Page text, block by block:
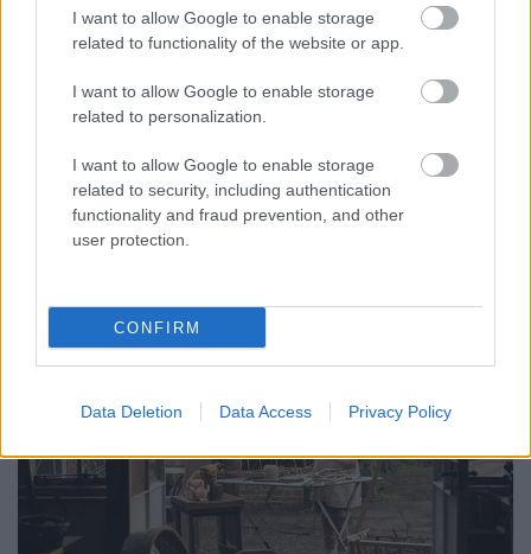
I want to allow Google to enable storage
related to functionality of the website or app.
I want to allow Google to enable storage
related to personalization.
I want to allow Google to enable storage
related to security, including authentication
functionality and fraud prevention, and other
user protection.
CONFIRM
Data Deletion Data Access Privacy Policy
Ma nem érsz rá játszani vele, holnap pedig már
nem lesz kivel, mert a kicsik nagyon gyorsan
ismer, de csak kevesen vesznek komolyan.
Kellene...Nincs nagyobb kincs a gyerekeddel töltött
"Azért dolgozom, hogy a bébisittert fizetni
tudjam."Én már hallottam ezt a mondatot egy
édesanya szájából.